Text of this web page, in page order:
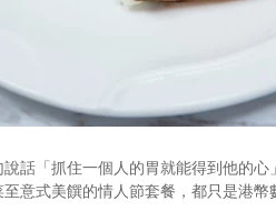
話「抓住一個人的胃就能得到他的
意式美饌的情人節套餐，都只是港